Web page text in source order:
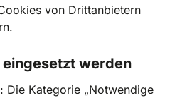
von Drittanbietern
werden
Die Kategorie „Notwendige